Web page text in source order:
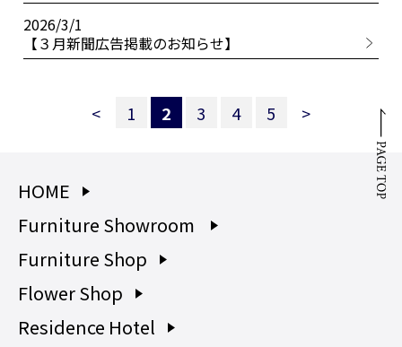
2026/3/1
【３月新聞広告掲載のお知らせ】
< 1 2 3 4 5 >
HOME
Furniture Showroom
Furniture Shop
Flower Shop
Residence Hotel